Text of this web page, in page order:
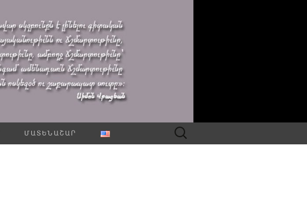
ՄԱՏԵՆԱՇԱՐ Որոնել՝